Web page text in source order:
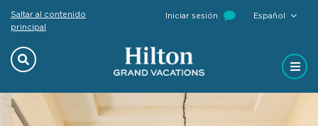
Saltar al contenido
principal
Iniciar sesión Español